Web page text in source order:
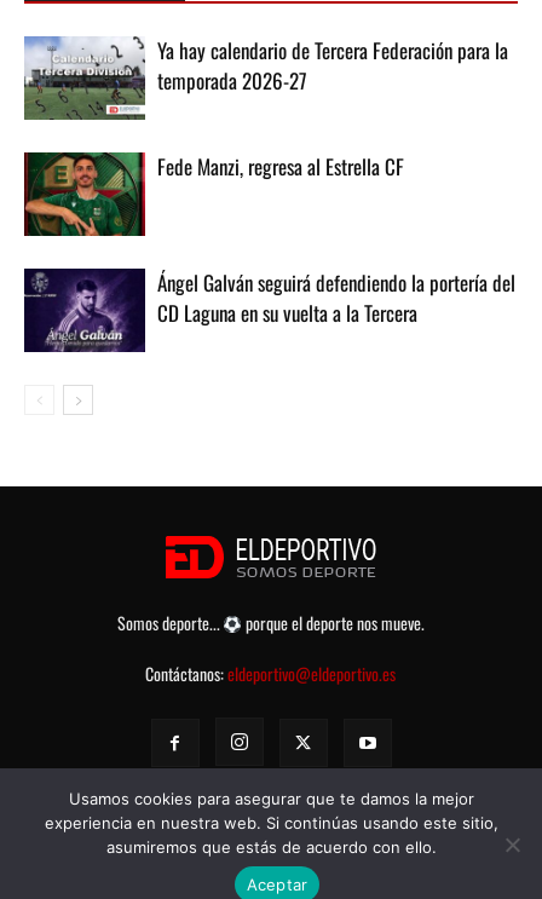
Ya hay calendario de Tercera Federación para la
temporada 2026-27
Fede Manzi, regresa al Estrella CF
Ángel Galván seguirá defendiendo la portería del
CD Laguna en su vuelta a la Tercera
Somos deporte...
porque el deporte nos mueve.
Contáctanos:eldeportivo@eldeportivo.es
© eldeportivo.es 2008 - 2025 Todos los Derechos Reservados -
de Privacidad-Aviso legal
Usamos cookies para asegurar que te damos la mejor
experiencia en nuestra web. Si continúas usando este sitio,
asumiremos que estás de acuerdo con ello.
Aceptar